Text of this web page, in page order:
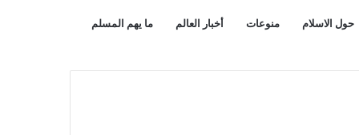
ما يهم المسلم أخبار العالم منوعات حول الاسلام